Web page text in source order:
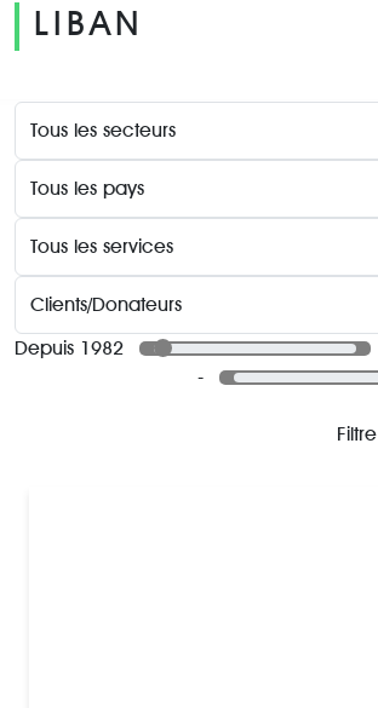
LIBAN
Depuis 1982
-
Filtre